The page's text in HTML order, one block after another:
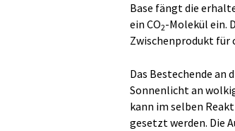
Base fängt die
ein CO2-Molekül ein.
Zwischenprodukt für
Das Bestechende an
Sonnenlicht an
kann im selben
gesetzt werden. Die